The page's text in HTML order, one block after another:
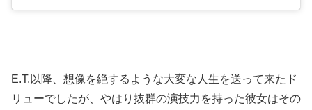
E.T.以降、想像を絶するような大変な人生を送って来たド
リューでしたが、やはり抜群の演技力を持った彼女はその